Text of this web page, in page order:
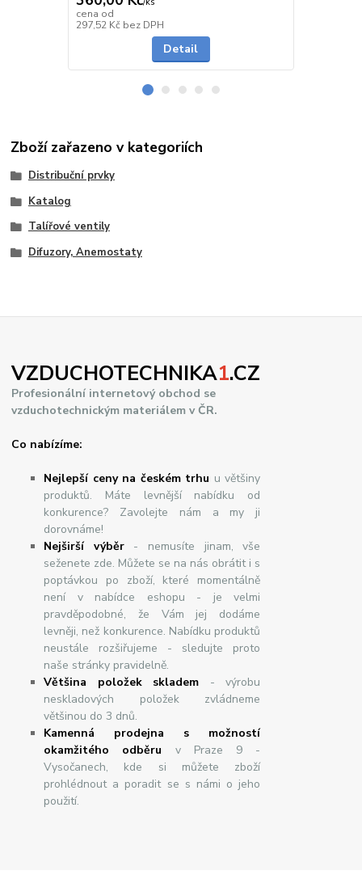
cena od
297,52 Kč bez DPH
Detail
Zboží zařazeno v kategoriích
Distribuční prvky
Katalog
Talířové ventily
Difuzory, Anemostaty
VZDUCHOTECHNIKA1.CZ
Profesionální internetový obchod se
vzduchotechnickým materiálem v ČR.
Co nabízíme:
Nejlepší ceny na českém trhu u většiny
produktů. Máte levnější nabídku od
konkurence? Zavolejte nám a my ji
dorovnáme!
Nejširšívýběr- nemusíte jinam, vše
seženete zde. Můžete se na nás obrátit i s
poptávkou po zboží, které momentálně
není v nabídce eshopu - je velmi
pravděpodobné, že Vám jej dodáme
levněji, než konkurence. Nabídku produktů
neustále rozšiřujeme - sledujte proto
naše stránky pravidelně.
Většina položek skladem - výrobu
neskladových položek zvládneme
většinou do 3 dnů.
Kamenná prodejna s možností
okamžitého odběru v Praze 9 -
Vysočanech, kde si můžete zboží
prohlédnout a poradit se s námi o jeho
použití.